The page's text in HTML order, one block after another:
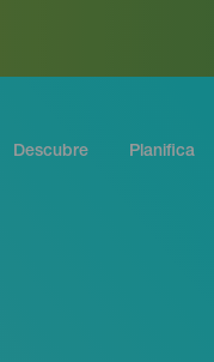
Descubre Planifica